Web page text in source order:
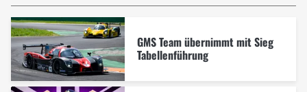
GMS Team übernimmt mit Sieg
Tabellenführung